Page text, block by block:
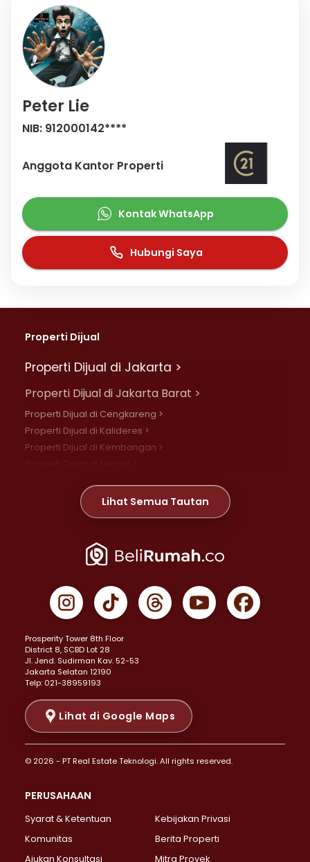
Peter Lie
NIB: 912000142****
Anggota Kantor Properti
Kontak WhatsApp
Hubungi Saya
Properti Dijual
Properti Dijual di Jakarta >
Properti Dijual di Jakarta Barat >
Properti Dijual di Cengkareng >
Properti Dijual di Kalideres >
Properti Dijual di Kembangan >
Properti Dijual di Meruya >
Properti Dijual di Jelambar >
Properti Dijual di Jakarta Pusat >
Properti Dijual di Gambir >
Properti Dijual di Johar Baru >
Properti Dijual di Menteng >
Properti Dijual di Senen >
Properti Dijual di Tanah Abang >
Properti Dijual di Cikini >
Properti Dijual di Kramat >
Properti Dijual di Pasar Baru >
Properti Dijual di Bendungan Hilir >
Properti Dijual di Jakarta Selatan >
Properti Dijual di Lebak Bulus >
Properti Dijual di Gandaria Selatan >
Properti Dijual di Pondok Labu >
Lihat Semua Tautan
Prosperity Tower 8th Floor
District 8, SCBD Lot 28
JI. Jend. Sudirman Kav. 52-53
Jakarta Selatan 12190
Telp: 021-38959193
Lihat di Google Maps
© 2026 - PT Real Estate Teknologi. All rights reserved.
PERUSAHAAN
Syarat & Ketentuan
Kebijakan Privasi
Komunitas
Berita Properti
Ajukan Konsultasi
Mitra Proyek